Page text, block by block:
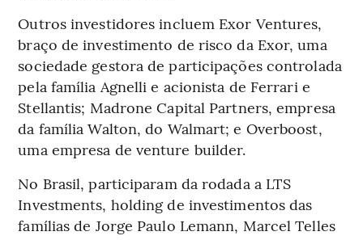
Outros investidores incluem Exor Ventures,
braço de investimento de risco da Exor, uma
sociedade gestora de participações controlada
pela família Agnelli e acionista de Ferrari e
Stellantis; Madrone Capital Partners, empresa
da família Walton, do Walmart; e Overboost,
uma empresa de venture builder.
No Brasil, participaram da rodada a LTS
Investments, holding de investimentos das
famílias de Jorge Paulo Lemann, Marcel Telles